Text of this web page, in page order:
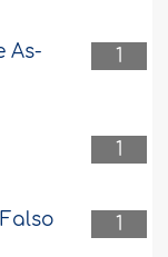
1
As-
1
1